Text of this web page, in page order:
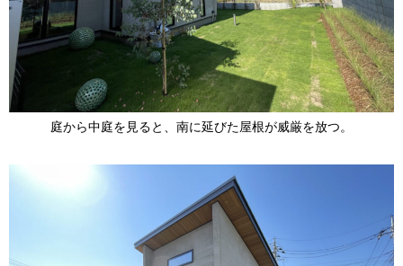
庭から中庭を見ると、南に延びた屋根が威厳を放つ。